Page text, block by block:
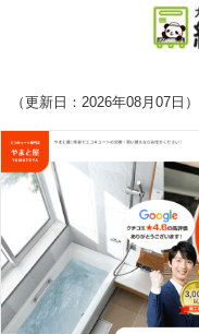
（更新日：2026年08月07日 ）